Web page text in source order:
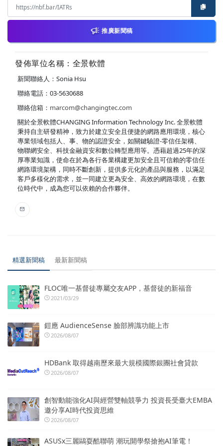
推廣新聞稿
發佈單位名稱：全景軟體
新聞聯絡人：Sonia Hsu
聯絡電話：03-5630688
聯絡信箱： marcom@changingtec.com
關於全景軟體CHANGING Information Technology Inc. 全景軟體
秉持自主研發精神，致力於建立安全且便捷的網路應用環境，核心
專業領域包括人、事、物的認證安全，如關鍵驗證-零信任架構、
物聯網安全、科技金融資安和數位轉型應用等。憑藉超過25年的深
厚專業知識，使命在於為各行各業構建更加安全且可信賴的零信任
網路環境架構，同時不斷創新，提供多元化的產品與服務，以滿足
客戶多樣化的需求，並一同建立更為安全、高效的網路環境，在數
位時代中，成為您可以依賴的合作夥伴。
精選新聞稿 最新新聞稿
FLOC唯一基督徒專屬交友APP，基督徒的新福音
2021/03/29
鎧應 AudienceSense 臉部辨識功能上市
2026/08/07
HDBank 取得越南歷來最大規模國際銀團社會貸款
2026/08/07
創智動能強化AI與經營雙軸競爭力 投資長受臺大EMBA
邀分享AI時代投資思維
2026/08/07
ASUSx三麗鷗耍酷聯萌 潮玩開學祭搶抱AI筆電！